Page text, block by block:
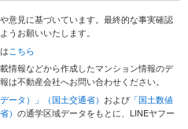
意見に基づいています。最終的な事実確認
うお願いいたします。
こちら
情報などから作成したマンション情報のデ
は不動産会社へお問い合わせください。
ータ）」（国土交通省） および 「国土数値
） の通学区域データをもとに、LINEヤフー